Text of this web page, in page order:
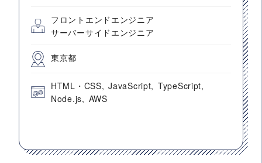
フロントエンドエンジニア
サーバーサイドエンジニア
東京都
HTML・CSS JavaScript
TypeScript
Node.js
AWS